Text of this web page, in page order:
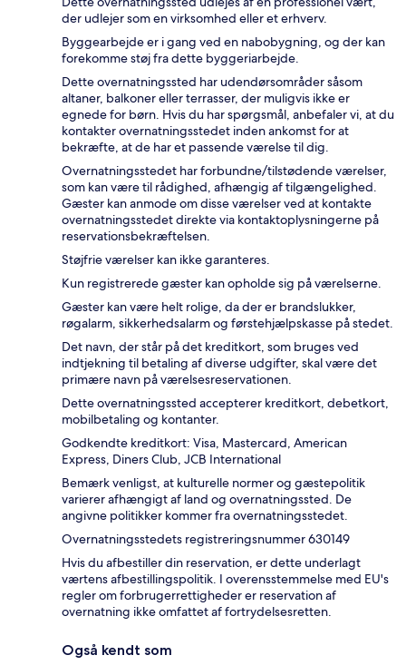
der udlejer som en virksomhed eller et erhverv.
Byggearbejde er i gang ved en nabobygning, og der kan
forekomme støj fra dette byggeriarbejde.
Dette overnatningssted har udendørsområder såsom
altaner, balkoner eller terrasser, der muligvis ikke er
egnede for børn. Hvis du har spørgsmål, anbefaler vi, at du
kontakter overnatningsstedet inden ankomst for at
bekræfte, at de har et passende værelse til dig.
Overnatningsstedet har forbundne/tilstødende værelser,
som kan være til rådighed, afhængig af tilgængelighed.
Gæster kan anmode om disse værelser ved at kontakte
overnatningsstedet direkte via kontaktoplysningerne på
reservationsbekræftelsen.
Støjfrie værelser kan ikke garanteres.
Kun registrerede gæster kan opholde sig på værelserne.
Gæster kan være helt rolige, da der er brandslukker,
røgalarm, sikkerhedsalarm og førstehjælpskasse på stedet.
Det navn, der står på det kreditkort, som bruges ved
indtjekning til betaling af diverse udgifter, skal være det
primære navn på værelsesreservationen.
Dette overnatningssted accepterer kreditkort, debetkort,
mobilbetaling og kontanter.
Godkendte kreditkort: Visa, Mastercard, American
Express, Diners Club, JCB International
Bemærk venligst, at kulturelle normer og gæstepolitik
varierer afhængigt af land og overnatningssted. De
angivne politikker kommer fra overnatningsstedet.
Overnatningsstedets registreringsnummer 630149
Hvis du afbestiller din reservation, er dette underlagt
værtens afbestillingspolitik. I overensstemmelse med EU's
regler om forbrugerrettigheder er reservation af
overnatning ikke omfattet af fortrydelsesretten.
Også kendt som